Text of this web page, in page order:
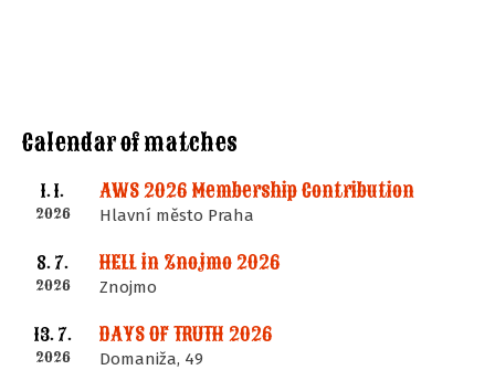
Calendar of matches
1. 1.
2026
AWS 2026 Membership Contribution
Hlavní město Praha
8. 7.
2026
HELL in Znojmo 2026
Znojmo
13. 7.
2026
DAYS OF TRUTH 2026
Domaniža, 49